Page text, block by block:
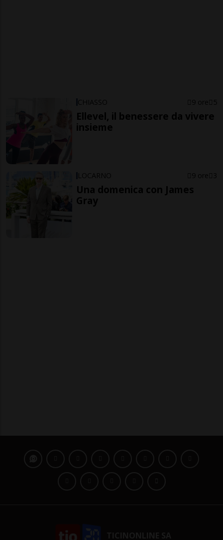
CHIASSO 9 ore 5
Ellevel, il benessere da vivere
insieme
LOCARNO 9 ore 3
Una domenica con James
Gray